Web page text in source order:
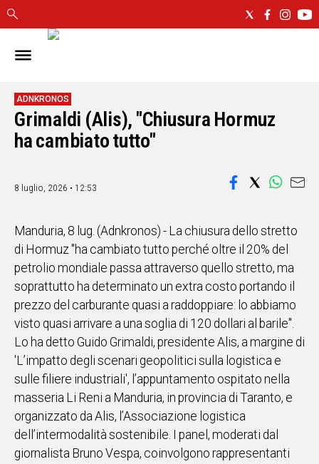
IN
CAGLIARI
SASSARI
NUORO
GALLURA
MEDIO
CAMPIDANO
ALTRE
NOTIZIE
POLITICA
IN
ITALIA
NEL
MONDO
SPORT
EVENTI
STORIE
ADNKRONOS
Grimaldi (Alis), "Chiusura Hormuz
ha cambiato tutto"
8 luglio, 2026 • 12:53
Manduria, 8 lug. (Adnkronos) - La chiusura dello stretto
di Hormuz "ha cambiato tutto perché oltre il 20% del
petrolio mondiale passa attraverso quello stretto, ma
soprattutto ha determinato un extra costo portando il
prezzo del carburante quasi a raddoppiare: lo abbiamo
visto quasi arrivare a una soglia di 120 dollari al barile".
Lo ha detto Guido Grimaldi, presidente Alis, a margine di
'L’impatto degli scenari geopolitici sulla logistica e
sulle filiere industriali', l’appuntamento ospitato nella
masseria Li Reni a Manduria, in provincia di Taranto, e
organizzato da Alis, l’Associazione logistica
dell’intermodalità sostenibile. I panel, moderati dal
giornalista Bruno Vespa, coinvolgono rappresentanti